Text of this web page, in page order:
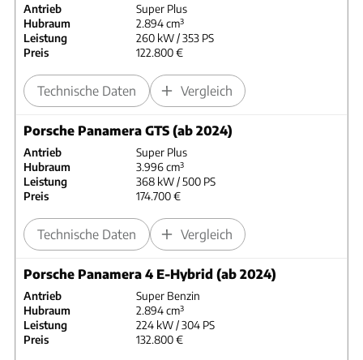
Antrieb
Super Plus
Hubraum
2.894 cm³
Leistung
260 kW / 353 PS
Preis
122.800 €
Technische Daten Vergleich
Porsche Panamera GTS (ab 2024)
Antrieb
Super Plus
Hubraum
3.996 cm³
Leistung
368 kW / 500 PS
Preis
174.700 €
Technische Daten Vergleich
Porsche Panamera 4 E-Hybrid (ab 2024)
Antrieb
Super Benzin
Hubraum
2.894 cm³
Leistung
224 kW / 304 PS
Preis
132.800 €